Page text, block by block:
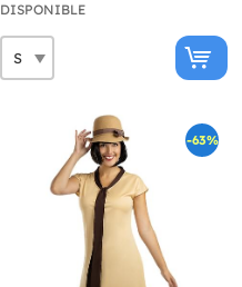
DISPONIBLE
-63%